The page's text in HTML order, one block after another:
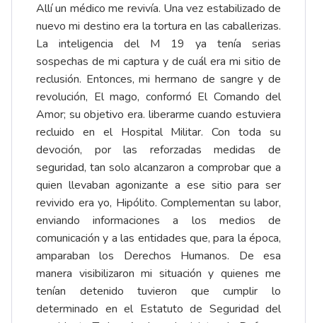
Allí un médico me revivía. Una vez estabilizado de
nuevo mi destino era la tortura en las caballerizas.
La inteligencia del M 19 ya tenía serias
sospechas de mi captura y de cuál era mi sitio de
reclusión. Entonces, mi hermano de sangre y de
revolución, El mago, conformó El Comando del
Amor; su objetivo era. liberarme cuando estuviera
recluido en el Hospital Militar. Con toda su
devoción, por las reforzadas medidas de
seguridad, tan solo alcanzaron a comprobar que a
quien llevaban agonizante a ese sitio para ser
revivido era yo, Hipólito. Complementan su labor,
enviando informaciones a los medios de
comunicación y a las entidades que, para la época,
amparaban los Derechos Humanos. De esa
manera visibilizaron mi situación y quienes me
tenían detenido tuvieron que cumplir lo
determinado en el Estatuto de Seguridad del